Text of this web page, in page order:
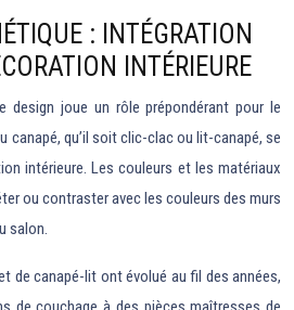
: INTÉGRATION
INTÉRIEURE
design joue un rôle prépondérant pour le
canapé, qu’il soit clic-clac ou lit-canapé, se
intérieure. Les couleurs et les matériaux
ou contraster avec les couleurs des murs
salon.
de canapé-lit ont évolué au fil des années,